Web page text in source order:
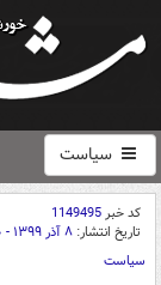
سیاست
کد خبر1149495
تاریخ انتشار: ۸ آذر ۱۳۹۹ - ۲۲:۰۰
سیاست